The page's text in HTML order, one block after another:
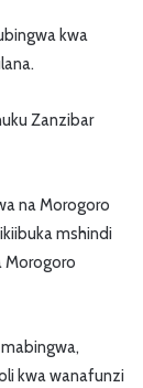
kwa
Zanzibar
na Morogoro
mshindi
Morogoro
kwa wanafunzi